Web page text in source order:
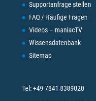
Supportanfrage stellen
FAQ / Häufige Fragen
Videos – maniacTV
Wissensdatenbank
Sitemap
Tel:+49 7841 8389020